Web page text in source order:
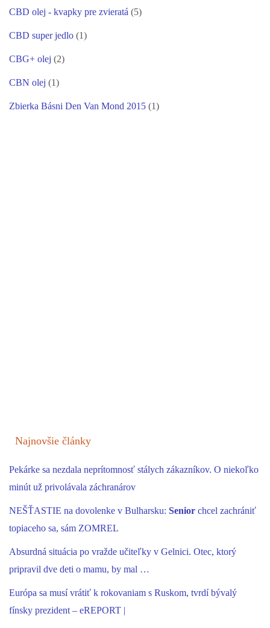
CBD olej - kvapky pre zvieratá (5)
CBD super jedlo (1)
CBG+ olej (2)
CBN olej (1)
Zbierka Básni Den Van Mond 2015 (1)
Najnovšie články
Pekárke sa nezdala neprítomnosť stálych zákazníkov. O niekoľko
minút už privolávala záchranárov
NEŠŤASTIE na dovolenke v Bulharsku: Senior chcel zachrániť
topiaceho sa, sám ZOMREL
Absurdná situácia po vražde učiteľky v Gelnici. Otec, ktorý
pripravil dve deti o mamu, by mal …
Európa sa musí vrátiť k rokovaniam s Ruskom, tvrdí bývalý
fínsky prezident – eREPORT |